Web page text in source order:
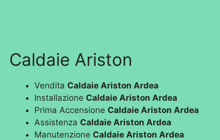
Caldaie Ariston
Vendita Caldaie Ariston Ardea
Installazione Caldaie Ariston Ardea
Prima Accensione Caldaie Ariston Ardea
Assistenza Caldaie Ariston Ardea
Manutenzione Caldaie Ariston Ardea